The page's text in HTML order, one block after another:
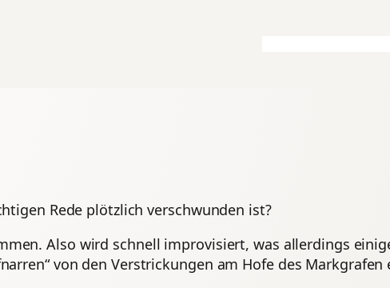
Rede plötzlich verschwunden ist?
Also wird schnell improvisiert, was allerdings
von den Verstrickungen am Hofe des Markgrafen